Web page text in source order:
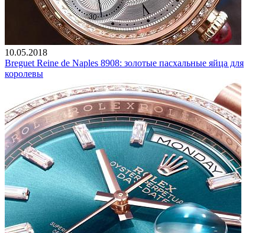
10.05.2018
Breguet Reine de Naples 8908: золотые пасхальные яйца для
королевы